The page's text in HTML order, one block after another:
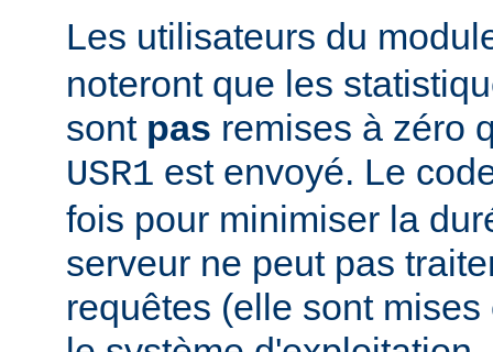
Les utilisateurs du
noteront que les
sont pas remises à zéro
USR1 est envoyé. Le
fois pour minimiser la
serveur ne peut pas
requêtes (elle sont